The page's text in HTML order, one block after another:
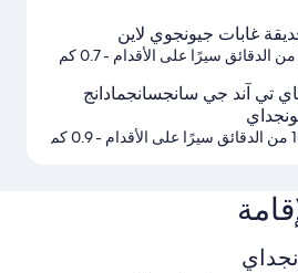
غابات جيونجوي لاين
- 0.7 كم
تي آند جي سانجسانجمادانج
- 0.9 كم